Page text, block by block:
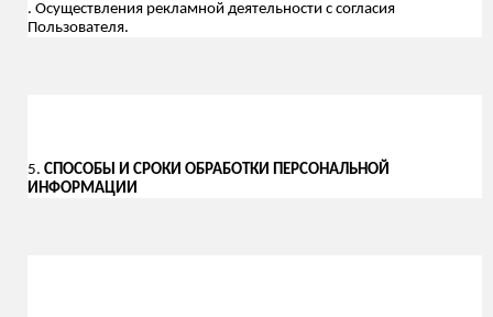
. Осуществления рекламной деятельности с согласия
Пользователя.
5. СПОСОБЫ И СРОКИ ОБРАБОТКИ ПЕРСОНАЛЬНОЙ
ИНФОРМАЦИИ